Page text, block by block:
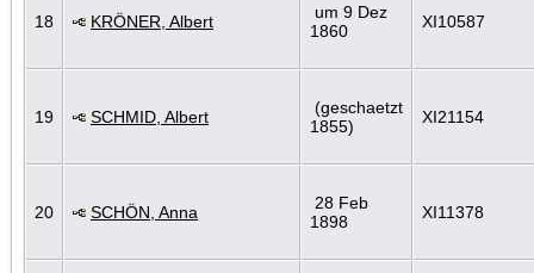
18 KRÖNER, Albert
um 9 Dez
1860
XI10587
19 SCHMID, Albert
(geschaetzt
1855)
XI21154
20 SCHÖN, Anna
28 Feb
1898
XI11378